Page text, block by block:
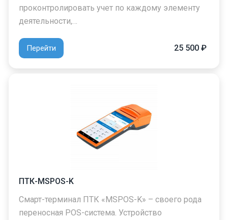
проконтролировать учет по каждому элементу
деятельности,…
Перейти 25 500 ₽
ПТК-MSPOS-K
Смарт-терминал ПТК «MSPOS-K» – своего рода
переносная POS-система. Устройство